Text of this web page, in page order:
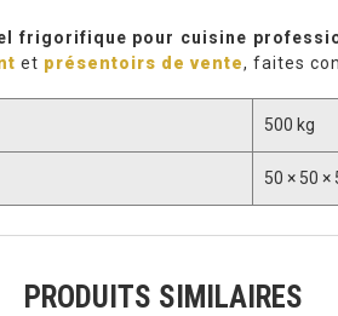
frigorifique pour cuisine
et présentoirs de vente, faites
500 kg
50 × 50 ×
PRODUITS SIMILAIRES